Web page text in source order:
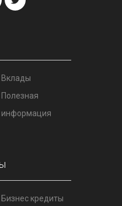
Вклады
Полезная
информация
Бизнес кредиты